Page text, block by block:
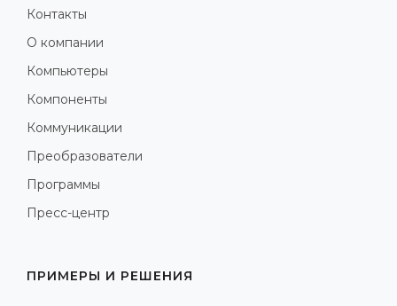
Контакты
О компании
Компьютеры
Компоненты
Коммуникации
Преобразователи
Программы
Пресс-центр
ПРИМЕРЫ И РЕШЕНИЯ